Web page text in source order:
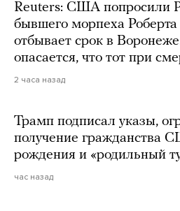
Reuters: США попросили
бывшего морпеха
отбывает срок в
опасается, что тот при
2 часа назад
Трамп подписал указы,
получение гражданства
рождения и «родильный
час назад